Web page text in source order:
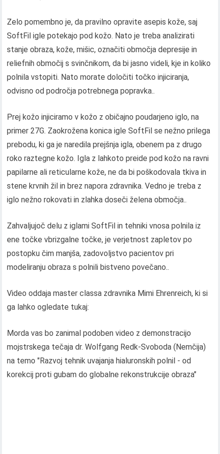
Zelo pomembno je, da pravilno opravite asepis kože, saj
SoftFil igle potekajo pod kožo. Nato je treba analizirati
stanje obraza, kože, mišic, označiti območja depresije in
reliefnih območij s svinčnikom, da bi jasno videli, kje in koliko
polnila vstopiti. Nato morate določiti točko injiciranja,
odvisno od področja potrebnega popravka..
Prej kožo injiciramo v kožo z običajno poudarjeno iglo, na
primer 27G. Zaokrožena konica igle SoftFil se nežno prilega
prebodu, ki ga je naredila prejšnja igla, obenem pa z drugo
roko raztegne kožo. Igla z lahkoto preide pod kožo na ravni
papilarne ali reticularne kože, ne da bi poškodovala tkiva in
stene krvnih žil in brez napora zdravnika. Vedno je treba z
iglo nežno rokovati in zlahka doseči želena območja..
Zahvaljujoč delu z iglami SoftFil in tehniki vnosa polnila iz
ene točke vbrizgalne točke, je verjetnost zapletov po
postopku čim manjša, zadovoljstvo pacientov pri
modeliranju obraza s polnili bistveno povečano..
Video oddaja master classa zdravnika Mimi Ehrenreich, ki si
ga lahko ogledate tukaj:
Morda vas bo zanimal podoben video z demonstracijo
mojstrskega tečaja dr. Wolfgang Redk-Svoboda (Nemčija)
na temo "Razvoj tehnik uvajanja hialuronskih polnil - od
korekcij proti gubam do globalne rekonstrukcije obraza"